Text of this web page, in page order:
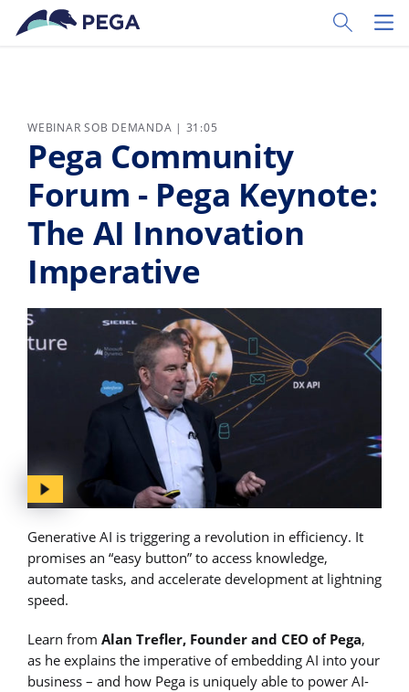
Pular para o conteúdo principal
Toggle
WEBINAR SOB DEMANDA | 31:05
Pega Community
Forum - Pega Keynote:
The AI Innovation
Imperative
Generative AI is triggering a revolution in efficiency. It
promises an “easy button” to access knowledge,
automate tasks, and accelerate development at lightning
speed.
Learn from Alan Trefler, Founder and CEO of Pega,
as he explains the imperative of embedding AI into your
business – and how Pega is uniquely able to power AI-